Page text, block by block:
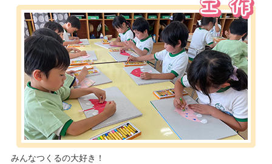
みんなつくるの大好き！